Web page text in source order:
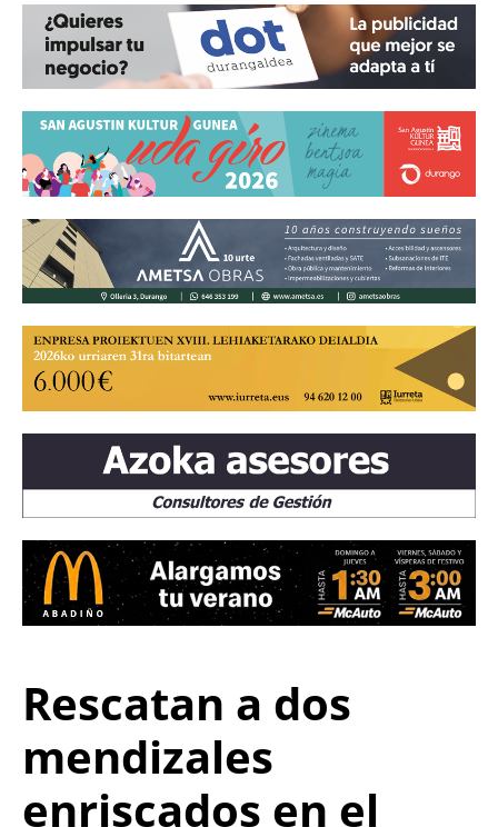
Rescatan a dos
mendizales
enriscados en el